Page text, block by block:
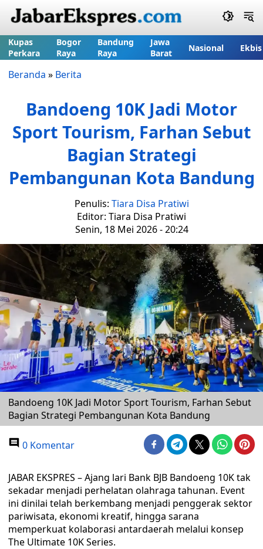
Kupas
Perkara
Bogor
Raya
Bandung
Raya
Jawa
Barat
Nasional Ekbis
Beranda » Berita
Bandoeng 10K Jadi Motor
Sport Tourism, Farhan Sebut
Bagian Strategi
Pembangunan Kota Bandung
Penulis: Tiara Disa Pratiwi
Editor: Tiara Disa Pratiwi
Senin, 18 Mei 2026 - 20:24
Bandoeng 10K Jadi Motor Sport Tourism, Farhan Sebut
Bagian Strategi Pembangunan Kota Bandung
0 Komentar
JABAR EKSPRES – Ajang lari Bank BJB Bandoeng 10K tak
sekadar menjadi perhelatan olahraga tahunan. Event
ini dinilai telah berkembang menjadi penggerak sektor
pariwisata, ekonomi kreatif, hingga sarana
memperkuat kolaborasi antardaerah melalui konsep
The Ultimate 10K Series.